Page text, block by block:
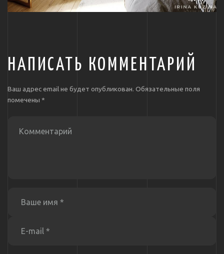
НАПИСАТЬ КОММЕНТАРИЙ
Ваш адрес email не будет опубликован. Обязательные поля
помечены *